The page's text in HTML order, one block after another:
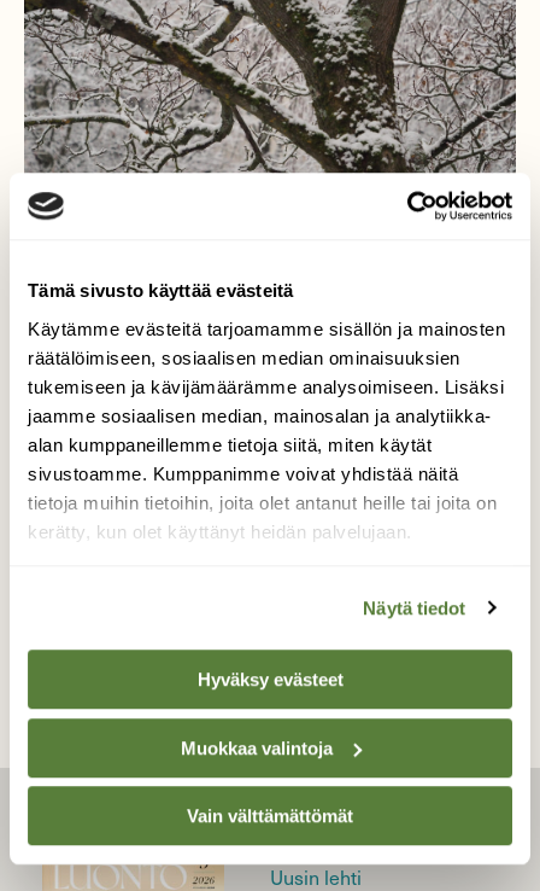
Tämä sivusto käyttää evästeitä
Käytämme evästeitä tarjoamamme sisällön ja mainosten
räätälöimiseen, sosiaalisen median ominaisuuksien
tukemiseen ja kävijämäärämme analysoimiseen. Lisäksi
jaamme sosiaalisen median, mainosalan ja analytiikka-
alan kumppaneillemme tietoja siitä, miten käytät
sivustoamme. Kumppanimme voivat yhdistää näitä
tietoja muihin tietoihin, joita olet antanut heille tai joita on
kerätty, kun olet käyttänyt heidän palvelujaan.
Näytä tiedot
Hyväksy evästeet
Muokkaa valintoja
Vain välttämättömät
Ensilumen kuorruttama..
..ensilumen valoisuutta ja kauneutta
pihapuussa 26.10-18
Valokuvaaja: Arja Valtonen, Lahti 26.10-18
TAKAISIN LISTAAN
LEHTI
Uusin lehti